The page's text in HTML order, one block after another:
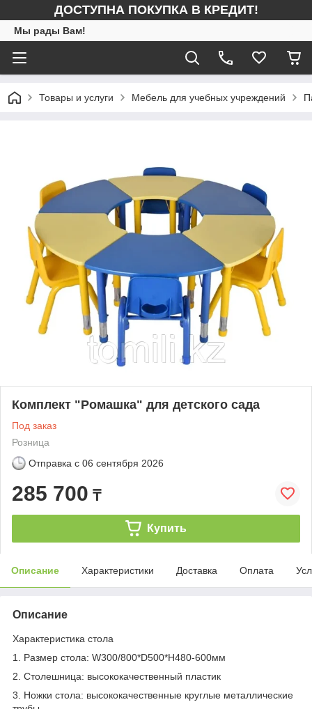
ДОСТУПНА ПОКУПКА В КРЕДИТ!
Мы рады Вам!
Товары и услуги Мебель для учебных учреждений
Комплект "Ромашка" для детского сада
Под заказ
Розница
Отправка с 06 сентября 2026
285 700 ₸
Купить
Описание Характеристики Доставка Оплата
Описание
Характеристика стола
1. Размер стола: W300/800*D500*H480-600мм
2. Столешница: высококачественный пластик
3. Ножки стола: высококачественные круглые металлические